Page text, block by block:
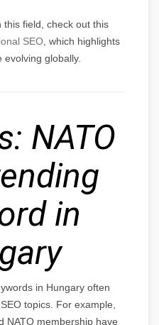
field, check out this
SEO, which highlights
globally.
NATO
in
in Hungary often
topics. For example,
NATO membership have